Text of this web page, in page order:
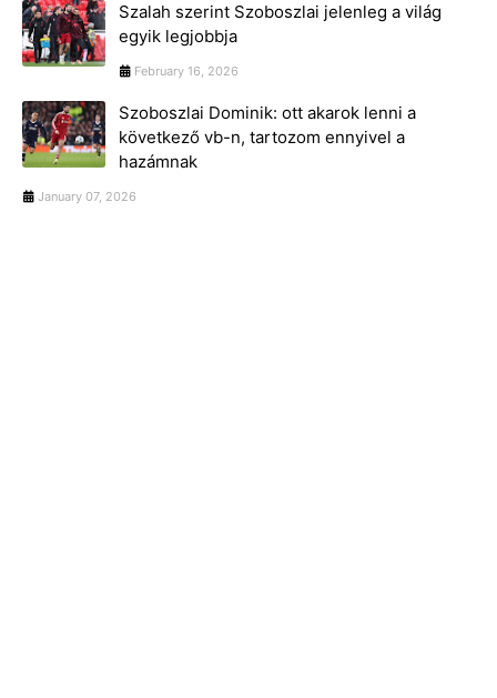
Szalah szerint Szoboszlai jelenleg a világ
egyik legjobbja
February 16, 2026
Szoboszlai Dominik: ott akarok lenni a
következő vb-n, tartozom ennyivel a
hazámnak
January 07, 2026